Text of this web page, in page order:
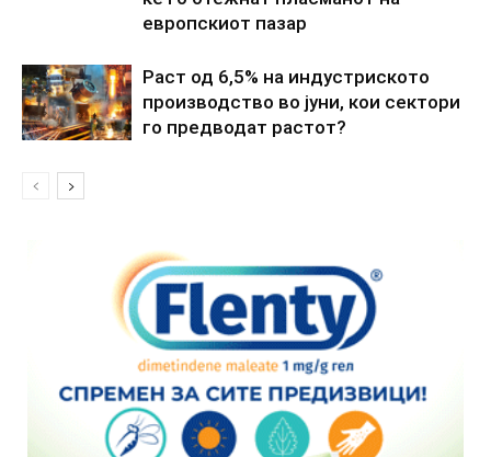
европскиот пазар
Раст од 6,5% на индустриското
производство во јуни, кои сектори
го предводат растот?